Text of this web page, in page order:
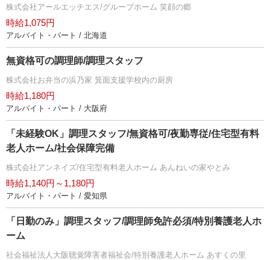
株式会社アールエッチエス/グループホーム 笑顔の郷
時給1,075円
アルバイト・パート / 北海道
無資格可の調理師/調理スタッフ
株式会社お弁当の浜乃家 箕面支援学校内の厨房
時給1,180円
アルバイト・パート / 大阪府
「未経験OK」調理スタッフ/無資格可/夜勤専従/住宅型有料
老人ホーム/社会保障完備
株式会社アンネイズ/住宅型有料老人ホーム あんねいの家やとみ
時給1,140円～1,180円
アルバイト・パート / 愛知県
「日勤のみ」調理スタッフ/調理師免許必須/特別養護老人ホ
ーム
社会福祉法人大阪聴覚障害者福祉会/特別養護老人ホーム あすくの里